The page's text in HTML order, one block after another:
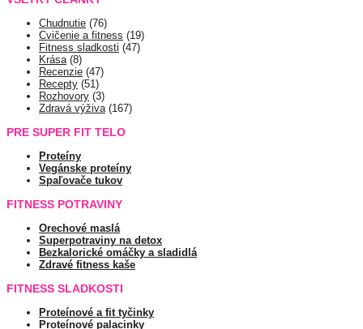
Chudnutie (76)
Cvičenie a fitness (19)
Fitness sladkosti (47)
Krása (8)
Recenzie (47)
Recepty (51)
Rozhovory (3)
Zdravá výživa (167)
PRE SUPER FIT TELO
Proteíny
Vegánske proteíny
Spaľovače tukov
FITNESS POTRAVINY
Orechové maslá
Superpotraviny na detox
Bezkalorické omáčky a sladidlá
Zdravé fitness kaše
FITNESS SLADKOSTI
Proteínové a fit tyčinky
Proteínové palacinky